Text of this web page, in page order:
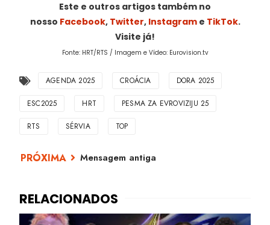
Este e outros artigos também no
nosso Facebook, Twitter, Instagrame TikTok.
Visite já!
Fonte: HRT/RTS / Imagem e Vídeo: Eurovision.tv
AGENDA 2025 CROÁCIA DORA 2025
ESC2025 HRT PESMA ZA EVROVIZIJU 25
RTS SÉRVIA TOP
Mensagem antiga